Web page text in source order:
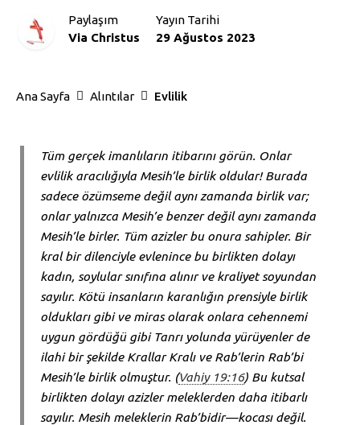
Paylaşım
Via Christus
Yayın Tarihi
29 Ağustos 2023
Ana Sayfa Alıntılar Evlilik
Tüm gerçek imanlıların itibarını görün. Onlar
evlilik aracılığıyla Mesih’le birlik oldular! Burada
sadece özümseme değil aynı zamanda birlik var;
onlar yalnızca Mesih’e benzer değil aynı zamanda
Mesih’le birler. Tüm azizler bu onura sahipler. Bir
kral bir dilenciyle evlenince bu birlikten dolayı
kadın, soylular sınıfına alınır ve kraliyet soyundan
sayılır. Kötü insanların karanlığın prensiyle birlik
oldukları gibi ve miras olarak onlara cehennemi
uygun gördüğü gibi Tanrı yolunda yürüyenler de
ilahi bir şekilde Krallar Kralı ve Rab’lerin Rab’bi
Mesih’le birlik olmuştur. (Vahiy 19:16) Bu kutsal
birlikten dolayı azizler meleklerden daha itibarlı
sayılır. Mesih meleklerin Rab’bidir—kocası değil.